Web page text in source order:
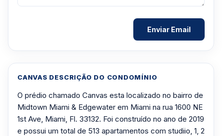
CANVAS DESCRIÇÃO DO CONDOMÍNIO
O prédio chamado Canvas esta localizado no bairro de
Midtown Miami & Edgewater em Miami na rua 1600 NE
1st Ave, Miami, Fl. 33132. Foi construído no ano de 2019
e possui um total de 513 apartamentos com studiio, 1, 2